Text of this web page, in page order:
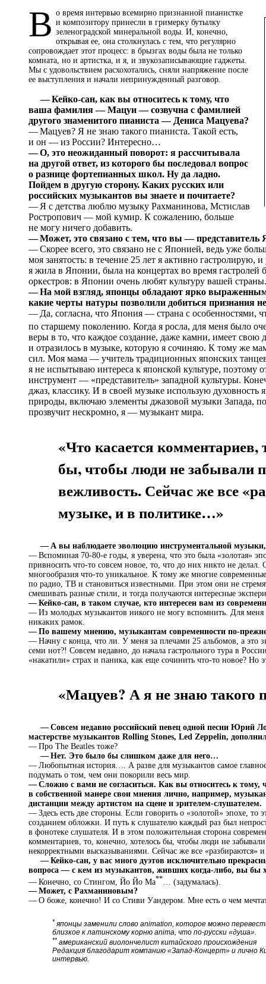
В о время интервью всемирно признанной пианистке
и композитору принесли в гримерку бутылку
зеленоградской минеральной воды. И, конечно,
открывая ее, она столкнулась с тем, что регулярно
сопровождает этот процесс: в брызгах воды была не только
комната, но и артистка, и я, и звукозаписывающие гаджеты.
Мы с удовольствием расхохотались, сняли напряжение после
ее выступления и начали непринужденный разговор.
— Кейко-сан, как вы относитесь к тому, что
ваша фамилия — Мацуи — созвучна с фамилией
другого знаменитого пианиста — Дениса Мацуева?
— Мацуев? Я не знаю такого пианиста. Такой есть,
и он — из России? Интересно…
— О, это неожиданный поворот: я рассчитывала
на другой ответ, из которого бы последовал вопрос
о разнице фортепианных школ. Ну да ладно.
Пойдем в другую сторону. Каких русских или
российских музыкантов вы знаете и почитаете?
— Я с детства люблю музыку Рахманинова, Мстислав
Ростропович — мой кумир. К сожалению, больше
не могу ничего добавить.
— Может, это связано с тем, что вы —
— Скорее всего, это связано не с Японией, ведь уже
моя занятость: в течение 25 лет я активно гастролирую,
я жила в Японии, была на концертах во время гастролей
оркестров: в Японии очень любят культуру вашей страны.
— На мой взгляд, японцы обладают ярко
какие черты натуры позволили добиться признания
— Да, согласна, что Япония — страна с особенностями,
по старшему поколению. Когда я росла, для меня было
веры в то, что каждое создание, даже камни, имеет
и отразилось в музыке, которую я сочиняю. К тому же
сил. Моя мама — учитель традиционных японских
я не испытываю интереса к японской культуре, поэтому
инструмент — «представитель» западной культуры.
джаз, классику. И в своей музыке использую
природы, включаю элементы джазовой музыки Запада,
прозвучит нескромно, я — музыкант мира.
«Что касается комментариев,
бы, чтобы люди не забывали
вежливость. Сейчас же все
музыке, и в политике…»
— А вы наблюдаете эволюцию инструментальной
— Вспоминая 70-80‑е годы, я уверена, что это была «золотая»
привносить что-то совсем новое, то, что до них никто не
многообразия что-то уникальное. К тому же многие
по радио, ТВ и становиться известными. При этом они не
смешивать разные стили, и тогда получаются интересные
— Кейко-сан, в таком случае, кто интересен вам из
— Из молодых музыкантов никого не могу вспомнить. Для меня
никаких рамок.
— По вашему мнению, музыкантам современности по-
— Начну с конца, что ли. У меня за плечами 25 альбомов, а это
семи нот?! Совсем недавно, до начала гастрольного тура в
«накатили» страх и паника, как еще сочинить что-то новое? Но
«Мацуев? А я не знаю такого
— Совсем недавно российский певец одной песни Юрий
мастерстве музыкантов Rolling Stones, Led Zeppelin,
— Про The Beatles тоже?
— Нет. Это было бы слишком даже для него…
— Любопытная история…. А разве для музыкантов самое
подумать о том, чем они покорили весь мир.
— Сложно с вами не согласиться. Как вы относитесь к тому,
в собственной манере свои мнения лично, например,
дистанции между артистом на сцене и зрителем-слушателем.
— Здесь есть две стороны. Если говорить о «золотой» эпохе, то
созданием обложки. И путь к слушателю каждый раз был
в фонотеке слушателя. И в этом положительная сторона
комментариев, то, конечно, хотелось бы, чтобы люди не
некорректными высказываниями. Сейчас же все «разбираются»
— Кейко-сан, у вас много дуэтов исключительно
вопроса — с кем из музыкантов, живших когда-либо, вы бы
— Конечно, со Стингом, Йо Йо Ма** … (задумалась).
— Может, с Рахманиновым?
— О боже, конечно! И со Стиви Уандером. Мне есть о чем
* японцы заменили слово animation, которое можно
близкое к латинскому корню anima, что по-русски «душа».
** американский виолончелист китайского происхождения
Редакция благодарит компанию «Запад-Концерт» и лично
интервью.